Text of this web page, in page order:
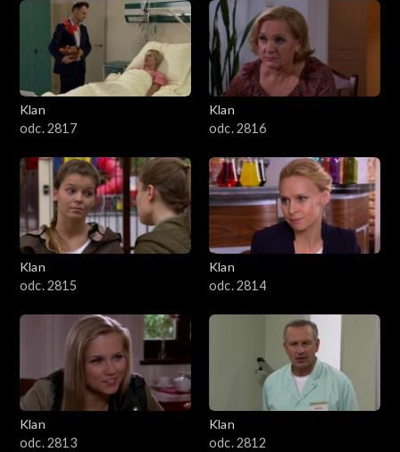
Klan
odc. 2817
Klan
odc. 2816
Klan
odc. 2815
Klan
odc. 2814
Klan
odc. 2813
Klan
odc. 2812